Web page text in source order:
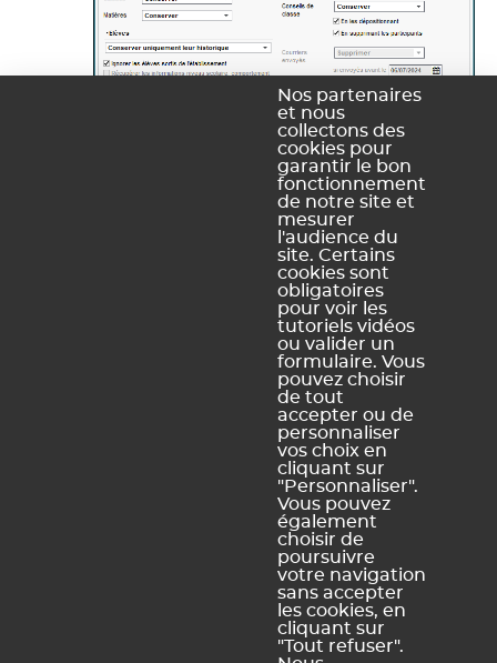
Ce contenu vous a été utile ?
Pas vraiment
https://docs.index-education.com/docs_fr/fr-edt-
support-fiche-1484-4959-peut-on-recuperer-les-periodes-
d-une-autre-base.php
Vous ne trouvez pas de réponse à votre question ?
Contactez notre assistance
Nos partenaires
et nous
collectons des
cookies pour
garantir le bon
fonctionnement
de notre site et
mesurer
l'audience du
site. Certains
cookies sont
obligatoires
pour voir les
tutoriels vidéos
ou valider un
formulaire. Vous
pouvez choisir
de tout
accepter ou de
personnaliser
vos choix en
cliquant sur
"Personnaliser".
Vous pouvez
également
choisir de
poursuivre
votre navigation
sans accepter
les cookies, en
cliquant sur
"Tout refuser".